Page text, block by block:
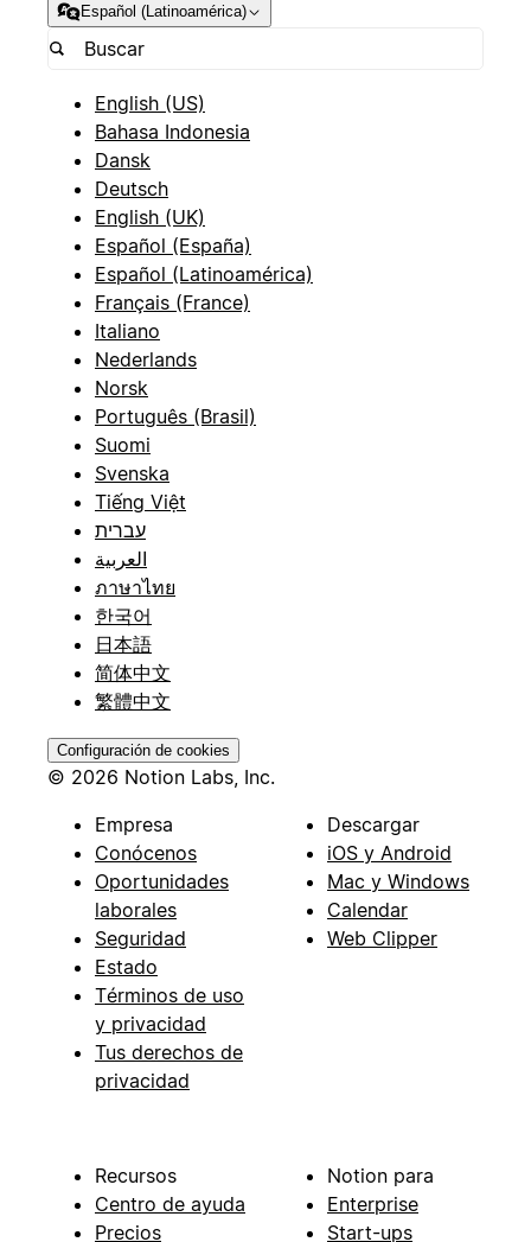
Español (Latinoamérica)
English (US)
Bahasa Indonesia
Dansk
Deutsch
English (UK)
Español (España)
Español (Latinoamérica)
Français (France)
Italiano
Nederlands
Norsk
Português (Brasil)
Suomi
Svenska
Tiếng Việt
עברית
العربية
ภาษาไทย
한국어
日本語
简体中文
繁體中文
Configuración de cookies
© 2026 Notion Labs, Inc.
Empresa
Conócenos
Oportunidades
laborales
Seguridad
Estado
Términos de uso
y privacidad
Tus derechos de
privacidad
Descargar
iOS y Android
Mac y Windows
Calendar
Web Clipper
Recursos
Centro de ayuda
Precios
Notion para
Enterprise
Start-ups